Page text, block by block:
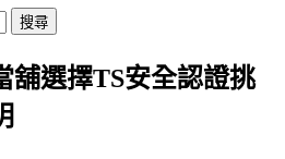
舖選擇TS安全認證挑